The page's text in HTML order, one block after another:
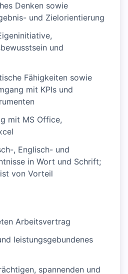
Denken sowie
und Zielorientierung
und
Fähigkeiten sowie
mit KPIs und
mit MS Office,
, Englisch- und
in Wort und Schrift;
von Vorteil
Arbeitsvertrag
leistungsgebundenes
spannenden und